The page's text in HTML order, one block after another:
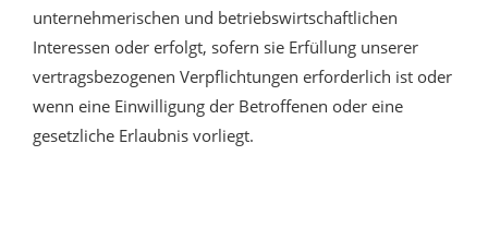
unternehmerischen und betriebswirtschaftlichen
Interessen oder erfolgt, sofern sie Erfüllung unserer
vertragsbezogenen Verpflichtungen erforderlich ist oder
wenn eine Einwilligung der Betroffenen oder eine
gesetzliche Erlaubnis vorliegt.